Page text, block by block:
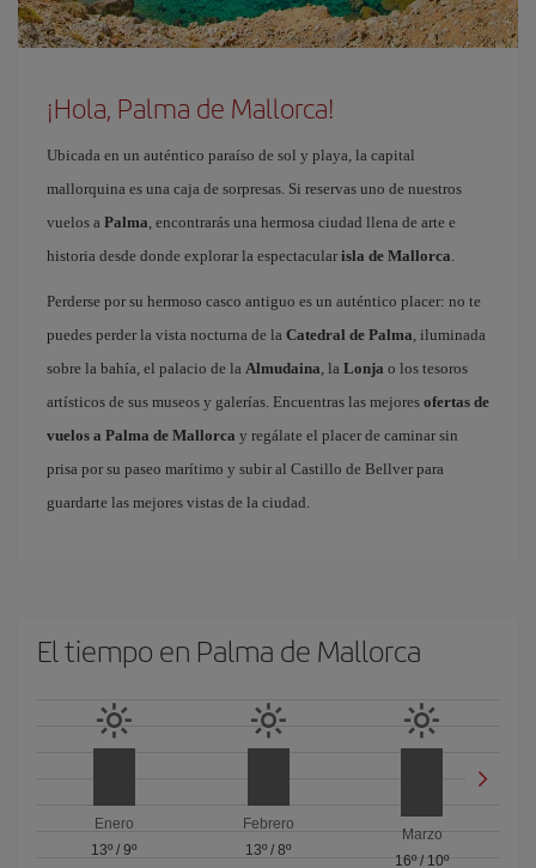
¡Hola, Palma de Mallorca!
Ubicada en un auténtico paraíso de sol y playa, la capital
mallorquina es una caja de sorpresas. Si reservas uno de nuestros
vuelos a Palma, encontrarás una hermosa ciudad llena de arte e
historia desde donde explorar la espectacular isla de Mallorca.
Perderse por su hermoso casco antiguo es un auténtico placer: no te
puedes perder la vista nocturna de la Catedral de Palma, iluminada
sobre la bahía, el palacio de la Almudaina, la Lonja o los tesoros
artísticos de sus museos y galerías. Encuentras las mejores ofertas de
vuelos a Palma de Mallorca y regálate el placer de caminar sin
prisa por su paseo marítimo y subir al Castillo de Bellver para
guardarte las mejores vistas de la ciudad.
El tiempo en Palma de Mallorca
Enero
13º /9º
Febrero
13º / 8º
Marzo
16º/ 10º